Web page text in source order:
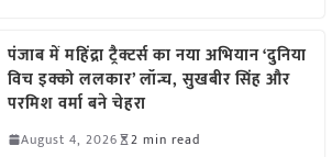
पंजाब में महिंद्रा ट्रैक्टर्स का नया अभियान ‘दुनिया
विच इक्को ललकार’ लॉन्च, सुखबीर सिंह और
परमिश वर्मा बने चेहरा
August 4, 2026 2 min read